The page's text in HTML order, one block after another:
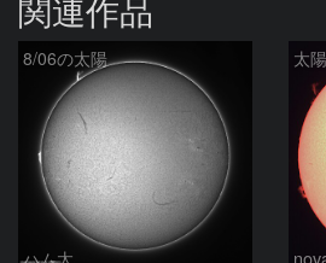
関連作品
8/06の太陽
ハム太
太陽